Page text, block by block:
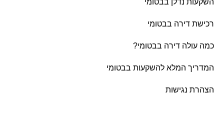
השקעות נדלן בבטומי
רכישת דירה בבטומי
כמה עולה דירה בבטומי?
המדריך המלא להשקעות בבטומי
הצהרת נגישות